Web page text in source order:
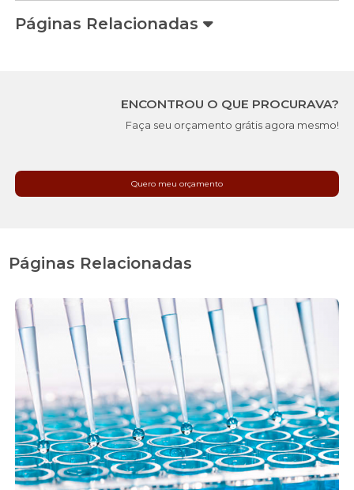
Páginas Relacionadas
ENCONTROU O QUE PROCURAVA?
Faça seu orçamento grátis agora mesmo!
Quero meu orçamento
Páginas Relacionadas